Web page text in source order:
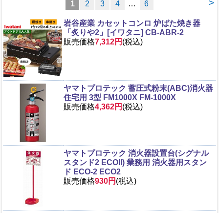
>
1 2 3 4 … 6
岩谷産業 カセットコンロ 炉ばた焼き器
「炙りや2」[イワタニ] CB-ABR-2
販売価格7,312円 (税込)
ヤマトプロテック 蓄圧式粉末(ABC)消火器
住宅用 3型 FM1000X FM-1000X
販売価格4,362円 (税込)
ヤマトプロテック 消火器設置台(シグナル
スタンド2 ECOII) 業務用 消火器用スタン
ド ECO-2 ECO2
販売価格930円 (税込)